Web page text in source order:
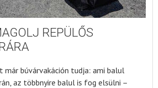
REPÜLŐS
már búvárvakáción tudja: ami balul
az többnyire balul is fog elsülni –